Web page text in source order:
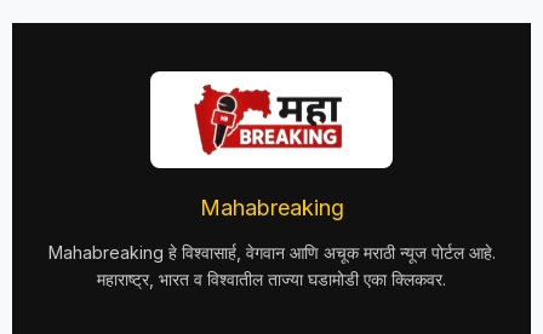
Mahabreaking
Mahabreaking हे विश्वासार्ह, वेगवान आणि अचूक मराठी न्यूज पोर्टल आहे.
महाराष्ट्र, भारत व विश्वातील ताज्या घडामोडी एका क्लिकवर.